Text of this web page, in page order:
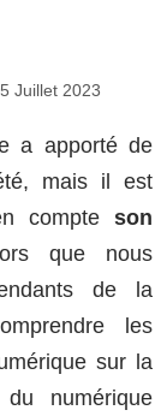
Juillet 2023
a apporté de
mais il est
compte son
que nous
de la
les
sur la
du numérique